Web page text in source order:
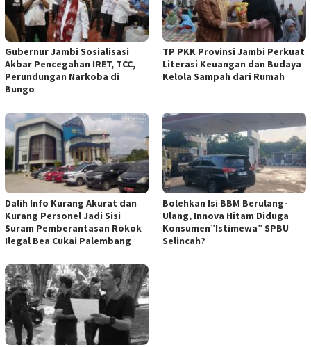
Gubernur Jambi Sosialisasi
Akbar Pencegahan IRET, TCC,
Perundungan Narkoba di
Bungo
TP PKK Provinsi Jambi Perkuat
Literasi Keuangan dan Budaya
Kelola Sampah dari Rumah
Dalih Info Kurang Akurat dan
Kurang Personel Jadi Sisi
Suram Pemberantasan Rokok
Ilegal Bea Cukai Palembang
Bolehkan Isi BBM Berulang-
Ulang, Innova Hitam Diduga
Konsumen”Istimewa” SPBU
Selincah?